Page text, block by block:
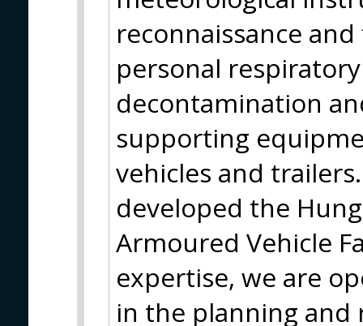
reconnaissance
personal
decontamination
supporting
vehicles and
developed the
Armoured Vehicle
expertise, we are
in the planning and